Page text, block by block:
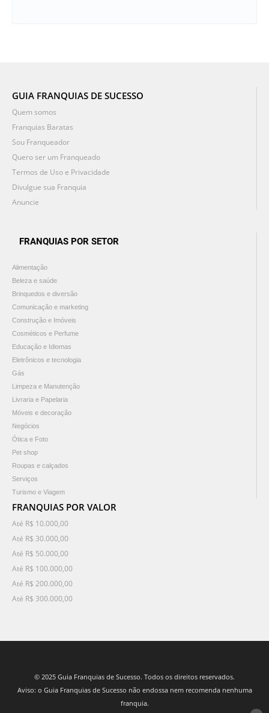
GUIA FRANQUIAS DE SUCESSO
Quem somos
Franquias Baratas
Sou Franqueador
Quero ser um Franqueado
Termos de Uso e Privacidade
Divulgue sua Franquia
Anuncie
FRANQUIAS POR SETOR
Alimentação
Beleza e saúde
Brinquedos e diversão
Comunicação e marketing
Construção e Imóveis
Cosméticos e Perfume
Educação e Idiomas
Eletrônicos e tecnologia
Gás
Limpeza e Manutenção
Livraria e Papelaria
Móveis e decoração
Negócios
Ótica e Foto
Pet shop
Roupas e calçados
Serviços
Turismo e Viagem
FRANQUIAS POR VALOR
Até R$ 10.000,00
Até R$ 30.000,00
Até R$ 50.000,00
Até R$ 100.000,00
Até R$ 200.000,00
Até R$ 300.000,00
© 2025 Guia Franquias de Sucesso. Todos os direitos reservados.
Aviso: o Guia Franquias de Sucesso não endossa nem recomenda nenhuma
franquia.